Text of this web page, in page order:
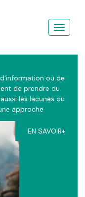
ou de
de prendre du
les lacunes ou
approche
les grilles
à vos contextes.
EN SAVOIR+